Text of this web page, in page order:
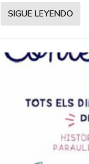
SIGUE LEYENDO